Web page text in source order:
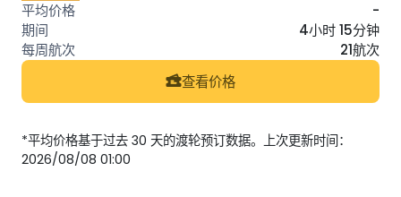
-
4小时 15分钟
21航次
查看价格
*平均价格基于过去 30 天的渡轮预订数据。上次更新时间：
2026/08/08 01:00